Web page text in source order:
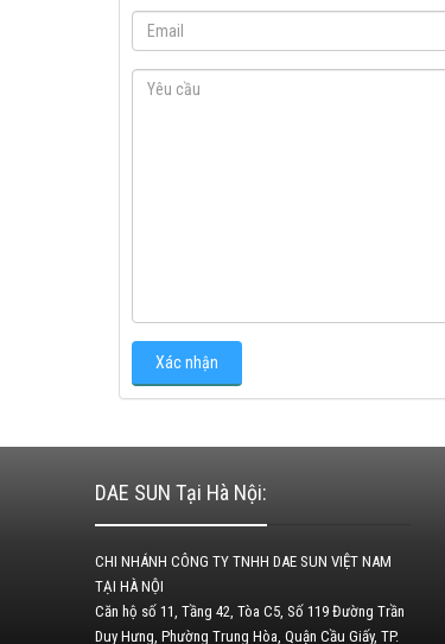
DAE SUN Tại Hà Nội:
CHI NHÁNH CÔNG TY TNHH DAE SUN VIỆT NAM
TẠI HÀ NỘI
Căn hộ số 11, Tầng 42, Tòa C5, Số 119 Đường Trần
Duy Hưng, Phường Trung Hòa, Quận Cầu Giấy, TP.